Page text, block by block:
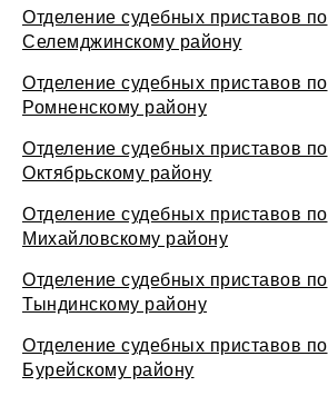
Отделение судебных приставов по
Селемджинскому району
Отделение судебных приставов по
Ромненскому району
Отделение судебных приставов по
Октябрьскому району
Отделение судебных приставов по
Михайловскому району
Отделение судебных приставов по
Тындинскому району
Отделение судебных приставов по
Бурейскому району